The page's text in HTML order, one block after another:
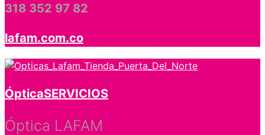
318 352 97 82
lafam.com.co
ÓpticaSERVICIOS
Óptica LAFAM